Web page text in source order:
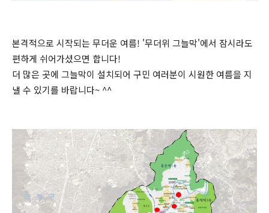
본격적으로 시작되는 무더운 여름! '무더위 그늘막'에서 잠시라도
편하게 쉬어가셨으면 합니다!
더 많은 곳에 그늘막이 설치되어 구민 여러분이 시원한 여름을 지
낼 수 있기를 바랍니다~ ^^